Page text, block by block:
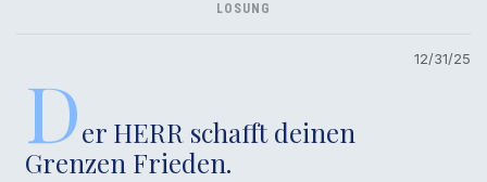
LOSUNG
12/31/25
Der HERR schafft deinen
Grenzen Frieden.